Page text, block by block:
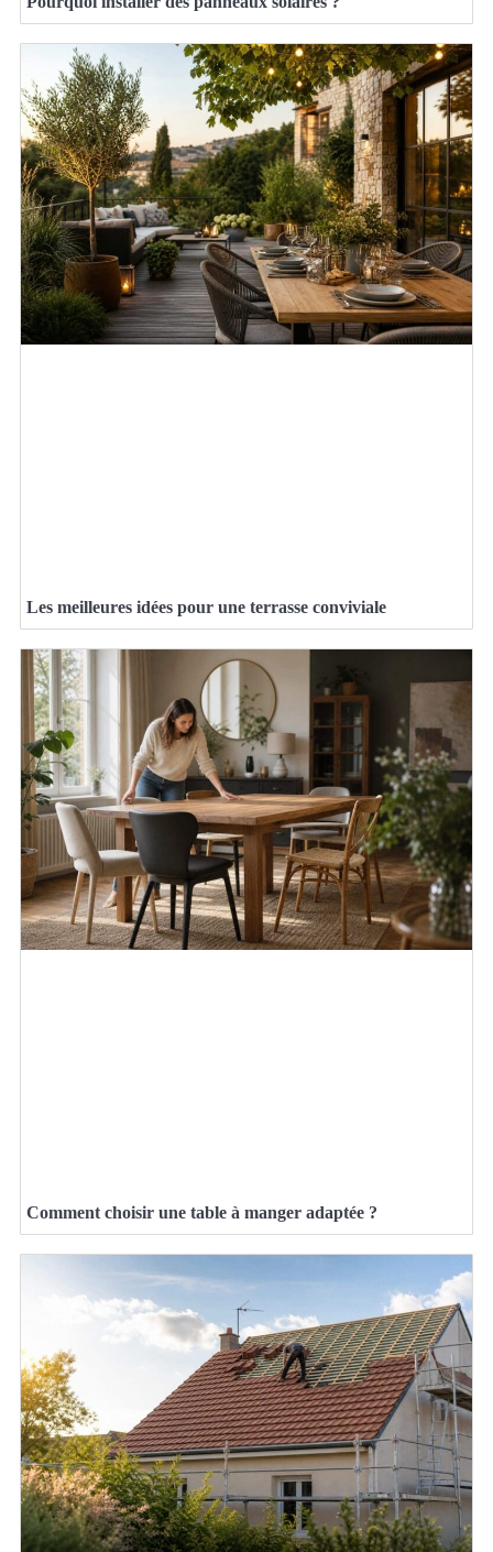
Les meilleures idées pour une terrasse conviviale
Comment choisir une table à manger adaptée ?